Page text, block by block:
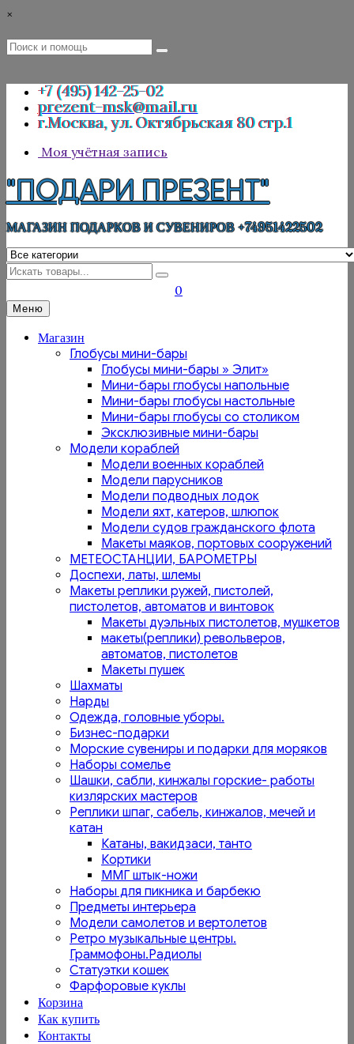
Перейти
содержимому
×
Поиск
Поиск
+7 (495) 142-25-02
prezent-msk@mail.ru
г.Москва, ул. Октябрьская 80 стр.1
Моя учётная запись
"ПОДАРИ ПРЕЗЕНТ"
МАГАЗИН ПОДАРКОВ И СУВЕНИРОВ +74951422502
Искать
0
Меню
Магазин
Глобусы мини-бары
Глобусы мини-бары » Элит»
Мини-бары глобусы напольные
Мини-бары глобусы настольные
Мини-бары глобусы со столиком
Эксклюзивные мини-бары
Модели кораблей
Модели военных кораблей
Модели парусников
Модели подводных лодок
Модели яхт, катеров, шлюпок
Модели судов гражданского флота
Макеты маяков, портовых сооружений
МЕТЕОСТАНЦИИ, БАРОМЕТРЫ
Доспехи, латы, шлемы
Макеты реплики ружей, пистолей,
пистолетов, автоматов и винтовок
Макеты дуэльных пистолетов, мушкетов
макеты(реплики) револьверов,
автоматов, пистолетов
Макеты пушек
Шахматы
Нарды
Одежда, головные уборы.
Бизнес-подарки
Морские сувениры и подарки для моряков
Наборы сомелье
Шашки, сабли, кинжалы горские- работы
кизлярских мастеров
Реплики шпаг, сабель, кинжалов, мечей и
катан
Катаны, вакидзаси, танто
Кортики
ММГ штык-ножи
Наборы для пикника и барбекю
Предметы интерьера
Модели самолетов и вертолетов
Ретро музыкальные центры.
Граммофоны.Радиолы
Статуэтки кошек
Фарфоровые куклы
Корзина
Как купить
Контакты